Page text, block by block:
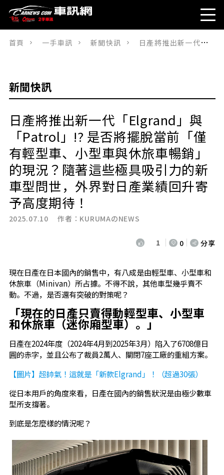
首頁 一手車訊 新聞快訊 日產將推出新一代「Elgrand」與「Patrol」!? 是否將擺脫當前「僅有輕型車、小型車與休旅車暢銷」的現況？隨著這些極具吸引力的新車型問世，外界對日產業績回升寄予高度期待！
新聞快訊
日產將推出新一代「Elgrand」與
「Patrol」!? 是否將擺脫當前「僅
有輕型車、小型車與休旅車暢銷」
的現況？隨著這些極具吸引力的新
車型問世，外界對日產業績回升寄
予高度期待！
2025.07.10 作者： KURUMAのNEWS
1 0 分享
現在日產在日本國內的銷售中，有八成是由輕型車、小型車和
休旅車（Minivan）所占據。不得不說，其他車型幾乎賣不
動。不過，是否還有突破的對策呢？
「現在的日產只賣得動輕型車、小型車
和休旅車（迷你廂型車）。」
日產在2024年度（2024年4月到2025年3月）陷入了6708億日
圓的赤字，並且公布了裁員2萬人、關閉7座工廠的重組方案。
【圖片】超帥氣！這就是「新款Elgrand」！（超過30張）
從日本用戶的角度來看，日產在國內的銷售狀況是由極少數車
型所支撐著。
到底是怎麼樣的情況呢？